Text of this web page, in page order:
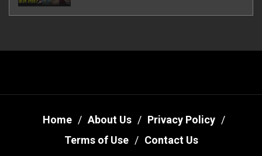
Home About Us
Privacy Policy
Terms of Use
Contact Us